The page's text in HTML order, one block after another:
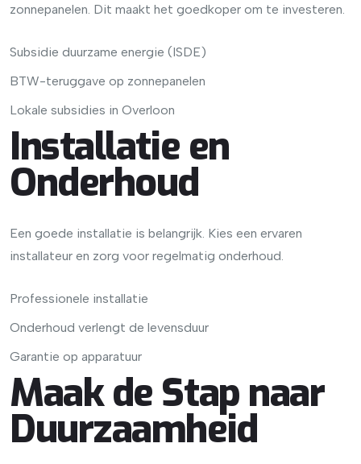
zonnepanelen. Dit maakt het goedkoper om te investeren.
Subsidie duurzame energie (ISDE)
BTW-teruggave op zonnepanelen
Lokale subsidies in Overloon
Installatie en
Onderhoud
Een goede installatie is belangrijk. Kies een ervaren
installateur en zorg voor regelmatig onderhoud.
Professionele installatie
Onderhoud verlengt de levensduur
Garantie op apparatuur
Maak de Stap naar
Duurzaamheid